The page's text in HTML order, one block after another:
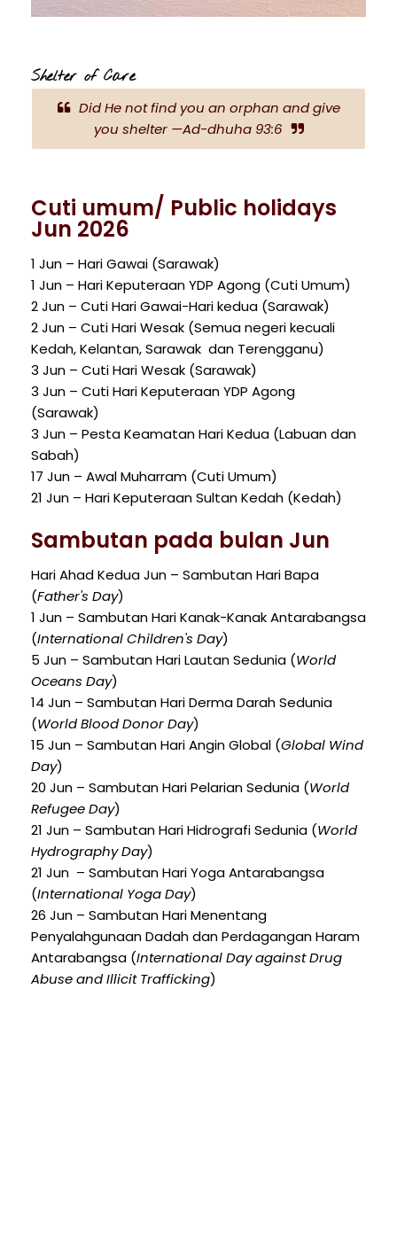
Shelter of Care
Did He not find you an orphan and give
you shelter —Ad-dhuha 93:6
Cuti umum/ Public holidays
Jun 2026
1 Jun – Hari Gawai (Sarawak)
1 Jun – Hari Keputeraan YDP Agong (Cuti Umum)
2 Jun – Cuti Hari Gawai-Hari kedua (Sarawak)
2 Jun – Cuti Hari Wesak (Semua negeri kecuali
Kedah, Kelantan, Sarawak dan Terengganu)
3 Jun – Cuti Hari Wesak (Sarawak)
3 Jun – Cuti Hari Keputeraan YDP Agong
(Sarawak)
3 Jun – Pesta Keamatan Hari Kedua (Labuan dan
Sabah)
17 Jun – Awal Muharram (Cuti Umum)
21 Jun – Hari Keputeraan Sultan Kedah (Kedah)
Sambutan pada bulan Jun
Hari Ahad Kedua Jun – Sambutan Hari Bapa
(Father's Day)
1 Jun – Sambutan Hari Kanak-Kanak Antarabangsa
(International Children's Day)
5 Jun – Sambutan Hari Lautan Sedunia (World
Oceans Day)
14 Jun – Sambutan Hari Derma Darah Sedunia
(World Blood Donor Day)
15 Jun – Sambutan Hari Angin Global (Global Wind
Day)
20 Jun – Sambutan Hari Pelarian Sedunia (World
Refugee Day)
21 Jun – Sambutan Hari Hidrografi Sedunia (World
Hydrography Day)
21 Jun – Sambutan Hari Yoga Antarabangsa
(International Yoga Day)
26 Jun – Sambutan Hari Menentang
Penyalahgunaan Dadah dan Perdagangan Haram
Antarabangsa (International Day against Drug
Abuse and Illicit Trafficking)